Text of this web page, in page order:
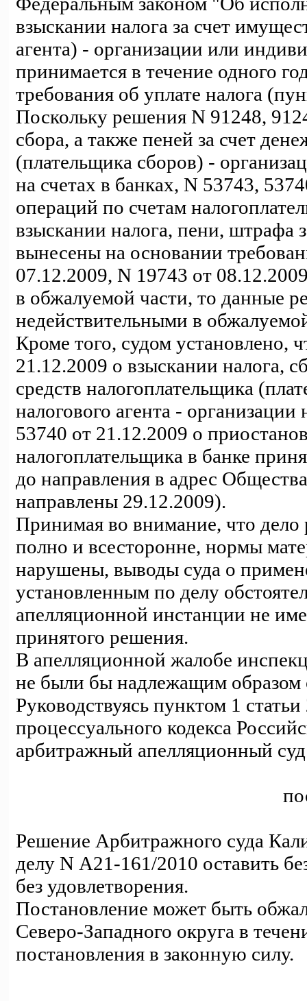
взыскании налога за счет
агента) - организации или
принимается в течение одного
требования об уплате налога
Поскольку решения N 91248,
сбора, а также пеней за счет
(плательщика сборов) -
на счетах в банках, N 53743,
операций по счетам
взыскании налога, пени, штрафа
вынесены на основании
07.12.2009, N 19743 от
в обжалуемой части, то данные
недействительными в
Кроме того, судом установлено,
21.12.2009 о взыскании налога,
средств налогоплательщика
налогового агента -
53740 от 21.12.2009 о
налогоплательщика в банке
до направления в адрес
направлены 29.12.2009).
Принимая во внимание, что дело
полно и всесторонне, нормы
нарушены, выводы суда о
установленным по делу
апелляционной инстанции не
принятого решения.
В апелляционной жалобе
не были бы надлежащим образом
Руководствуясь пунктом 1
процессуального кодекса
арбитражный апелляционный суд
Решение Арбитражного суда
делу N А21-161/2010 оставить
без удовлетворения.
Постановление может быть
Северо-Западного округа в
постановления в законную силу.